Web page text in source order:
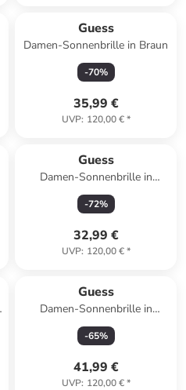
Guess
Damen-Sonnenbrille in Braun
-70%
35,99 €
UVP: 120,00 €*
Guess
Damen-Sonnenbrille in
Schwarz
-72%
32,99 €
UVP: 120,00 €*
Guess
Damen-Sonnenbrille in
Schwarz/ Grau
-65%
41,99 €
UVP: 120,00 €*